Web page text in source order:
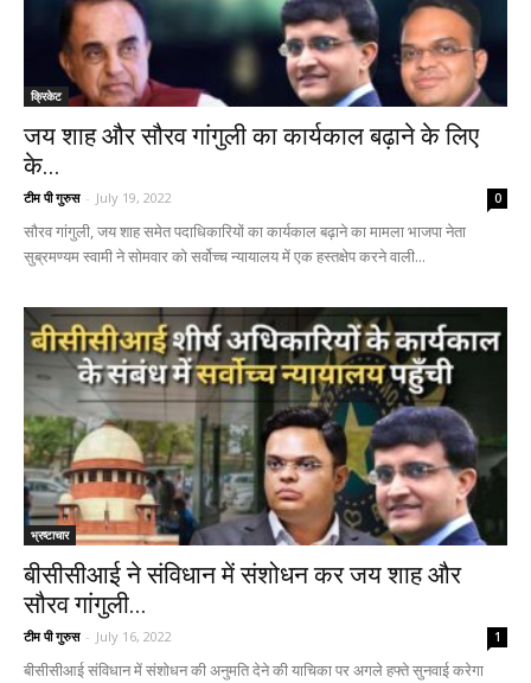
क्रिकेट
जय शाह और सौरव गांगुली का कार्यकाल बढ़ाने के लिए
के...
टीम पी गुरुस - July 19, 2022 0
सौरव गांगुली, जय शाह समेत पदाधिकारियों का कार्यकाल बढ़ाने का मामला भाजपा नेता
सुब्रमण्यम स्वामी ने सोमवार को सर्वोच्च न्यायालय में एक हस्तक्षेप करने वाली...
भ्रष्टाचार
बीसीसीआई ने संविधान में संशोधन कर जय शाह और
सौरव गांगुली...
टीम पी गुरुस - July 16, 2022 1
बीसीसीआई संविधान में संशोधन की अनुमति देने की याचिका पर अगले हफ्ते सुनवाई करेगा